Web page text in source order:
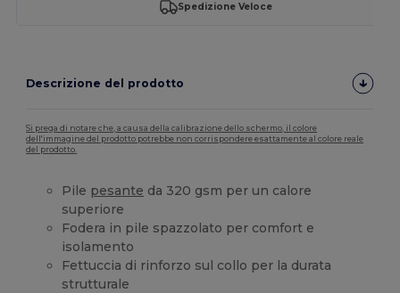
Spedizione Veloce
Descrizione del prodotto
Si prega di notare che, a causa della calibrazione dello schermo, il colore
dell'immagine del prodotto potrebbe non corrispondere esattamente al colore reale
del prodotto.
Pile pesante da 320 gsm per un calore
superiore
Fodera in pile spazzolato per comfort e
isolamento
Fettuccia di rinforzo sul collo per la durata
strutturale